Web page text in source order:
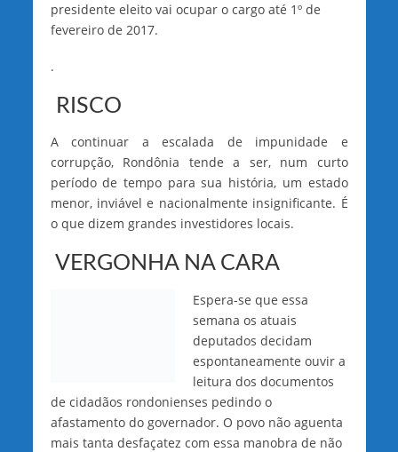
presidente eleito vai ocupar o cargo até 1º de
fevereiro de 2017.
.
RISCO
A continuar a escalada de impunidade e
corrupção, Rondônia tende a ser, num curto
período de tempo para sua história, um estado
menor, inviável e nacionalmente insignificante. É
o que dizem grandes investidores locais.
VERGONHA NA CARA
Espera-se que essa
semana os atuais
deputados decidam
espontaneamente ouvir a
leitura dos documentos
de cidadãos rondonienses pedindo o
afastamento do governador. O povo não aguenta
mais tanta desfaçatez com essa manobra de não